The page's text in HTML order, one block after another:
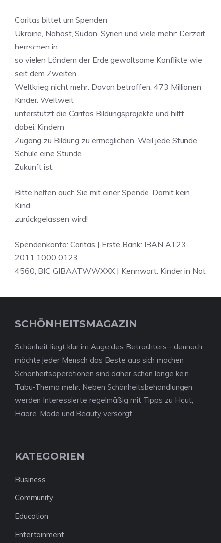
Caritas bittet um Spenden
Ukraine, Nahost, Sudan, Syrien und viele mehr: Derzeit
herrschen in
so vielen Ländern der Erde gewaltsame Konflikte wie
seit dem Zweiten
Weltkrieg nicht mehr. Davon betroffen: 473 Millionen
Kinder. Weltweit
unterstützt die Caritas Bildungsprojekte und hilft
dabei, Kindern
Zugang zu Bildung zu ermöglichen. Weil jede Stunde
Schule eine Stunde
Zukunft ist.
Bitte helfen auch Sie mit einer Spende. Damit kein
Kind
zurückgelassen wird!
Spendenkonto: Caritas | Erste Bank: IBAN AT23
2011 1000 0123
4560, BIC GIBAATWWXXX | Kennwort: Kinder in Not
SCHÖNHEITSMAGAZIN
Schönheit liegt klar im Auge des Betrachters - dennoch
möchte jeder Mensch das Beste aus sich machen.
Schönheitsoperationen sind daher schon lange kein
Tabu-Thema mehr. Neben Schönheitsbehandlungen
werden Interessierte regelmäßig mit Tipps zu Haut,
Haare, Mode und Beauty versorgt.
KATEGORIEN
Business
Community
Education
Entertainment